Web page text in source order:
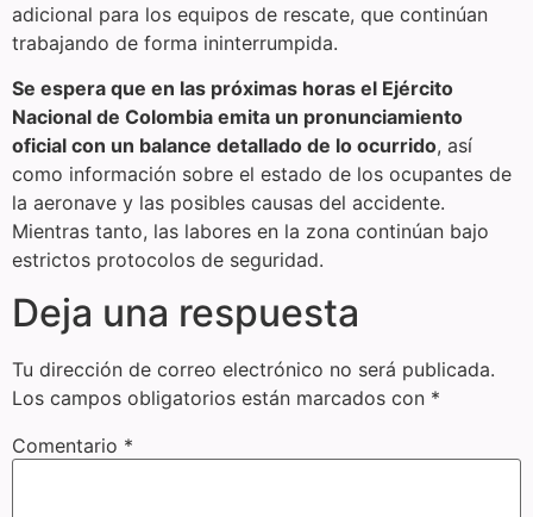
adicional para los equipos de rescate, que continúan
trabajando de forma ininterrumpida.
Se espera que en las próximas horas el Ejército
Nacional de Colombia emita un pronunciamiento
oficial con un balance detallado de lo ocurrido, así
como información sobre el estado de los ocupantes de
la aeronave y las posibles causas del accidente.
Mientras tanto, las labores en la zona continúan bajo
estrictos protocolos de seguridad.
Deja una respuesta
Tu dirección de correo electrónico no será publicada.
Los campos obligatorios están marcados con *
Comentario *